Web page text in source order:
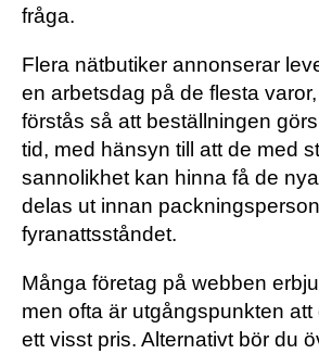
fråga.
Flera nätbutiker annonserar
en arbetsdag på de flesta
förstås så att beställningen
tid, med hänsyn till att de med
sannolikhet kan hinna få de
delas ut innan
fyranattsståndet.
Många företag på webben
men ofta är utgångspunkten att
ett visst pris. Alternativt bör du